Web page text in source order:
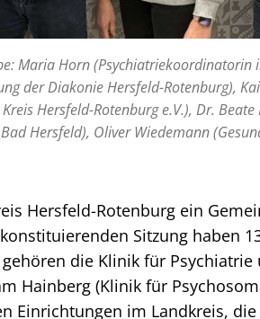
Maria Horn (Psychiatriekoordinatorin
der Diakonie Hersfeld-Rotenburg),
Hersfeld-Rotenburg e.V.), Dr.
Hersfeld), Oliver Wiedemann
Hersfeld-Rotenburg ein
Sitzung haben
die Klinik für
Hainberg (Klinik für
Einrichtungen im Landkreis,